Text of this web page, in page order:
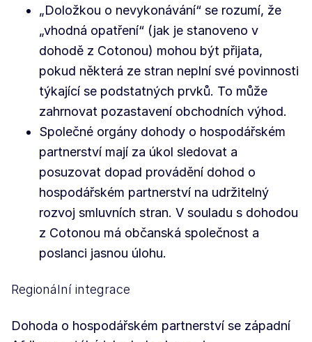
„Doložkou o nevykonávání“ se rozumí, že
„vhodná opatření“ (jak je stanoveno v
dohodě z Cotonou) mohou být přijata,
pokud některá ze stran neplní své povinnosti
týkající se podstatných prvků. To může
zahrnovat pozastavení obchodních výhod.
Společné orgány dohody o hospodářském
partnerství mají za úkol sledovat a
posuzovat dopad provádění dohod o
hospodářském partnerství na udržitelný
rozvoj smluvních stran. V souladu s dohodou
z Cotonou má občanská společnost a
poslanci jasnou úlohu.
Regionální integrace
Dohoda o hospodářském partnerství se západní